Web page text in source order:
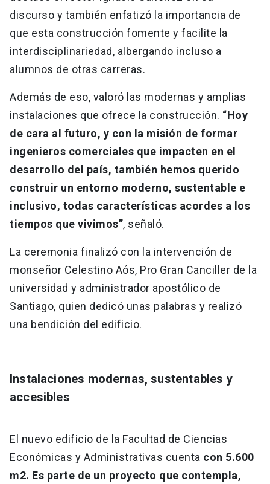
discurso y también enfatizó la importancia de
que esta construcción fomente y facilite la
interdisciplinariedad, albergando incluso a
alumnos de otras carreras.
Además de eso, valoró las modernas y amplias
instalaciones que ofrece la construcción. “Hoy
de cara al futuro, y con la misión de formar
ingenieros comerciales que impacten en el
desarrollo del país, también hemos querido
construir un entorno moderno, sustentable e
inclusivo, todas características acordes a los
tiempos que vivimos”, señaló.
La ceremonia finalizó con la intervención de
monseñor Celestino Aós, Pro Gran Canciller de la
universidad y administrador apostólico de
Santiago, quien dedicó unas palabras y realizó
una bendición del edificio.
Instalaciones modernas, sustentables y
accesibles
El nuevo edificio de la Facultad de Ciencias
Económicas y Administrativas cuenta con 5.600
m2. Es parte de un proyecto que contempla,